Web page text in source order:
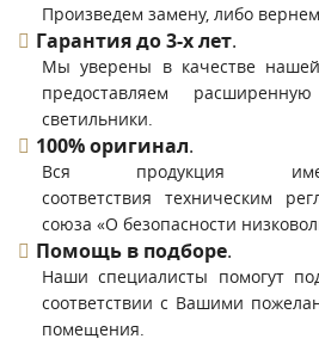
Произведем замену, либо
Гарантия до 3-х лет.
Мы уверены в качестве
предоставляем
светильники.
100% оригинал.
Вся продукция
соответствия техническим
союза «О безопасности
Помощь в подборе.
Наши специалисты помогут
соответствии с Вашими
помещения.